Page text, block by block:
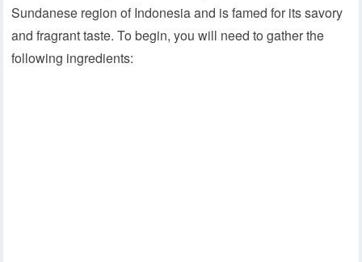
Sundanese region of Indonesia and is famed for its savory
and fragrant taste. To begin, you will need to gather the
following ingredients: